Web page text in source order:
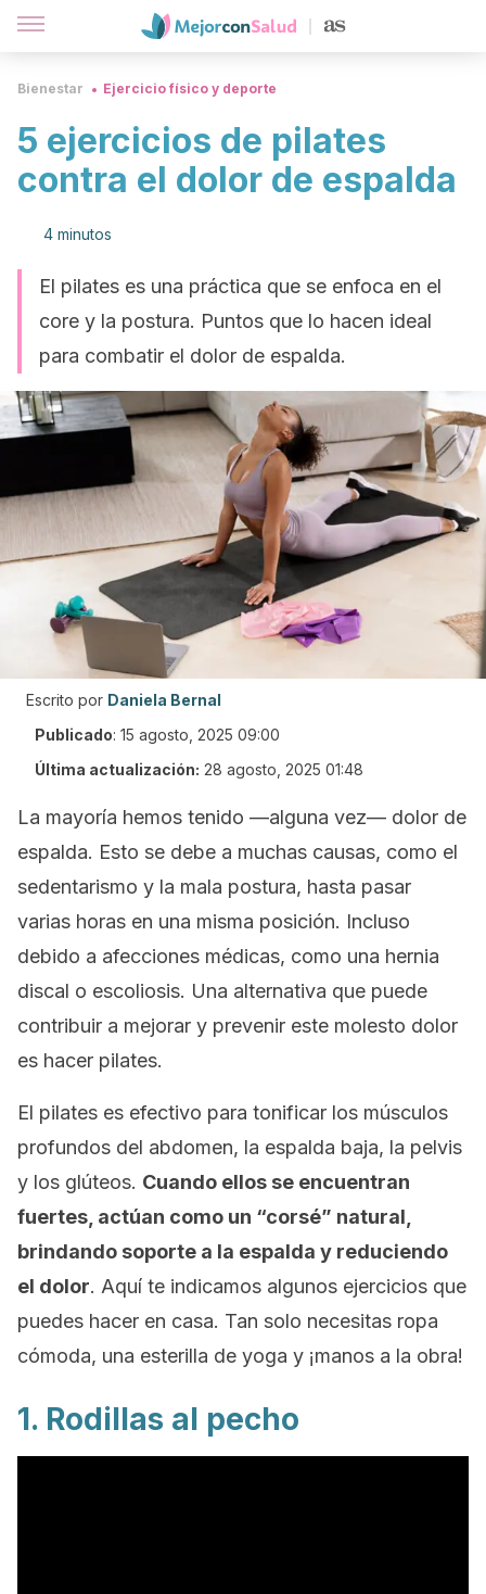
Bienestar Ejercicio físico y deporte
5 ejercicios de pilates
contra el dolor de espalda
4 minutos
El pilates es una práctica que se enfoca en el
core y la postura. Puntos que lo hacen ideal
para combatir el dolor de espalda.
Escrito por Daniela Bernal
Publicado: 15 agosto, 2025 09:00
Última actualización: 28 agosto, 2025 01:48
La mayoría hemos tenido —alguna vez— dolor de
espalda. Esto se debe a muchas causas, como el
sedentarismo y la mala postura, hasta pasar
varias horas en una misma posición. Incluso
debido a afecciones médicas, como una hernia
discal o escoliosis. Una alternativa que puede
contribuir a mejorar y prevenir este molesto dolor
es hacer pilates.
El pilates es efectivo para tonificar los músculos
profundos del abdomen, la espalda baja, la pelvis
y los glúteos. Cuando ellos se encuentran
fuertes, actúan como un “corsé” natural,
brindando soporte a la espalda y reduciendo
el dolor. Aquí te indicamos algunos ejercicios que
puedes hacer en casa. Tan solo necesitas ropa
cómoda, una esterilla de yoga y ¡manos a la obra!
1. Rodillas al pecho